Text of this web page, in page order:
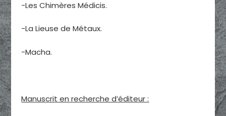
-Les Chimères Médicis.
-La Lieuse de Métaux.
-Macha.
Manuscrit en recherche d’éditeur :